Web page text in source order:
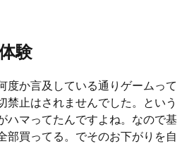
験
度か言及している通りゲームって
禁止はされませんでした。という
ハマってたんですよね。なので基
部買ってる。でそのお下がりを自